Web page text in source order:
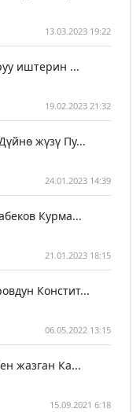
13.03.2023 19:22
иштерин ...
19.02.2023 21:32
жүзү Пу...
24.01.2023 14:39
Курма...
21.01.2023 18:15
Констит...
06.05.2022 13:15
жазган Ка...
15.09.2021 6:18